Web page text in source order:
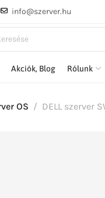
info@szerver.hu
Akciók, Blog Rólunk
OS DELL szerver